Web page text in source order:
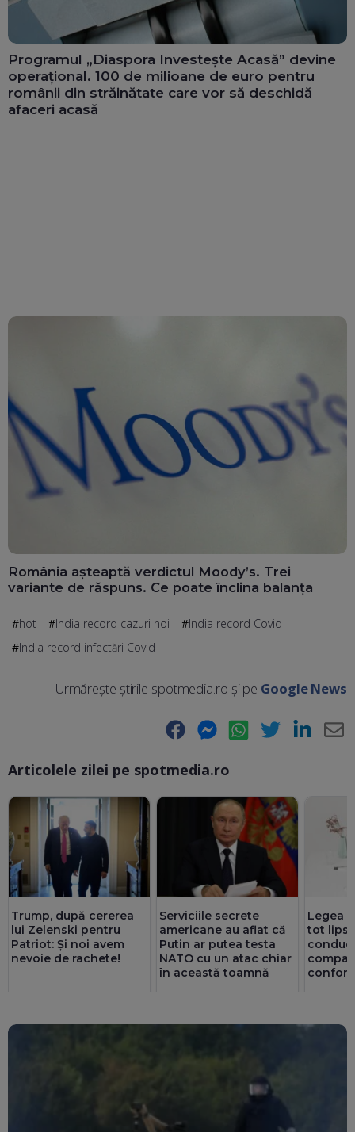
Programul „Diaspora Investește Acasă” devine
operațional. 100 de milioane de euro pentru
românii din străinătate care vor să deschidă
afaceri acasă
România așteaptă verdictul Moody’s. Trei
variante de răspuns. Ce poate înclina balanța
hot India record cazuri noi
India record Covid
India record infectări Covid
Urmărește știrile spotmedia.ro și pe Google News
Facebook Messenger WhatsApp Twitter LinkedIn
Articolele zilei pe spotmedia.ro
Trump, după cererea
lui Zelenski pentru
Patriot: Și noi avem
nevoie de rachete!
Serviciile secrete
americane au aflat că
Putin ar putea testa
NATO cu un atac chiar
în această toamnă
Legea
tot